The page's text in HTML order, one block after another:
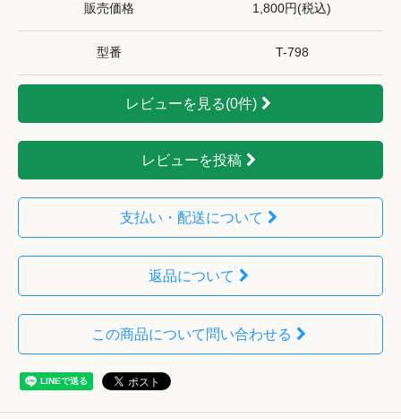
販売価格 1,800円(税込)
型番 T-798
レビューを見る(0件)
レビューを投稿
支払い・配送について
返品について
この商品について問い合わせる